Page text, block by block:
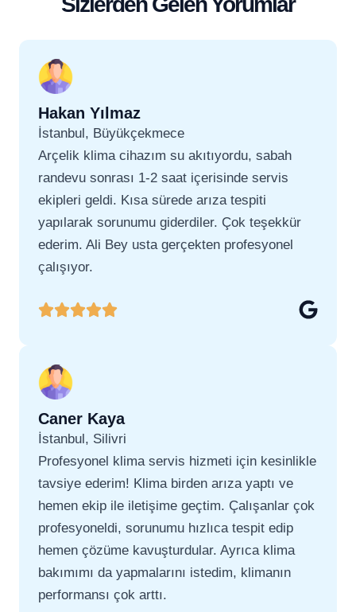
Hakan Yılmaz
İstanbul, Büyükçekmece
Arçelik klima cihazım su akıtıyordu, sabah
randevu sonrası 1-2 saat içerisinde servis
ekipleri geldi. Kısa sürede arıza tespiti
yapılarak sorunumu giderdiler. Çok teşekkür
ederim. Ali Bey usta gerçekten profesyonel
çalışıyor.
Caner Kaya
İstanbul, Silivri
Profesyonel klima servis hizmeti için kesinlikle
tavsiye ederim! Klima birden arıza yaptı ve
hemen ekip ile iletişime geçtim. Çalışanlar çok
profesyoneldi, sorunumu hızlıca tespit edip
hemen çözüme kavuşturdular. Ayrıca klima
bakımımı da yapmalarını istedim, klimanın
performansı çok arttı.